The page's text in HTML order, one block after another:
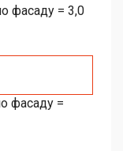
фасаду =